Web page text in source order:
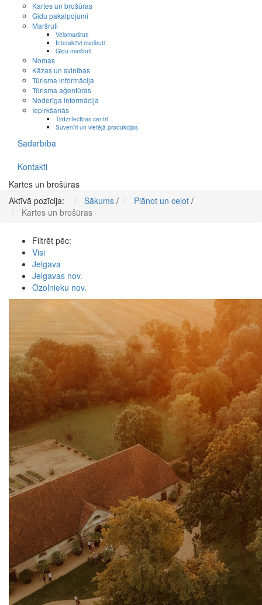
Kartes un brošūras
Gidu pakalpojumi
Maršruti
Velomaršruti
Interaktīvi maršruti
Gidu maršruti
Nomas
Kāzas un svinības
Tūrisma informācija
Tūrisma aģentūras
Noderīga informācija
Iepirkšanās
Tirdzniecības centri
Suvenīri un vietējā produkcijas
Sadarbība
Kontakti
Kartes un brošūras
Aktīvā pozīcija:
Sākums / Plānot un ceļot /
Kartes un brošūras
Filtrēt pēc:
Visi
Jelgava
Jelgavas nov.
Ozolnieku nov.